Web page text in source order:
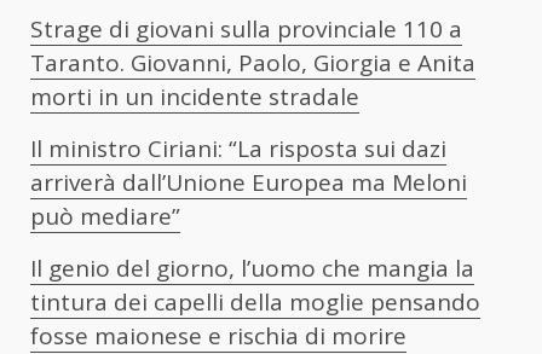
Strage di giovani sulla provinciale 110 a
Taranto. Giovanni, Paolo, Giorgia e Anita
morti in un incidente stradale
Il ministro Ciriani: “La risposta sui dazi
arriverà dall’Unione Europea ma Meloni
può mediare”
Il genio del giorno, l’uomo che mangia la
tintura dei capelli della moglie pensando
fosse maionese e rischia di morire